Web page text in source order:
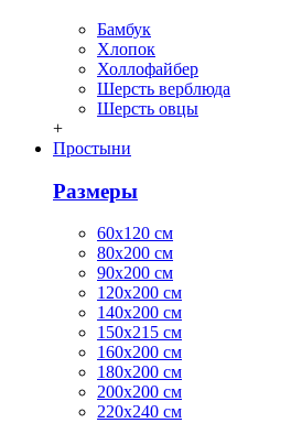
Бамбук
Хлопок
Холлофайбер
Шерсть верблюда
Шерсть овцы
+
Простыни
Размеры
60х120 см
80х200 см
90х200 см
120х200 см
140х200 см
150х215 см
160х200 см
180х200 см
200х200 см
220х240 см